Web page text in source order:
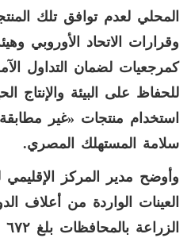
المحلي لعدم توافق تلك
وقرارات الاتحاد الأوروبي
كمرجعيات لضمان التداول
للحفاظ على البيئة والإنتاج
استخدام منتجات «غير
سلامة المستهلك المصري.
وأوضح مدير المركز الإقليمي
العينات الواردة من أعلاف